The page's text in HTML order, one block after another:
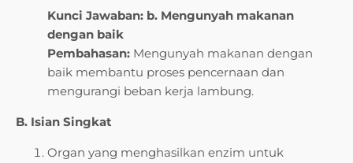
Kunci Jawaban: b. Mengunyah makanan
dengan baik
Pembahasan: Mengunyah makanan dengan
baik membantu proses pencernaan dan
mengurangi beban kerja lambung.
B. Isian Singkat
Organ yang menghasilkan enzim untuk